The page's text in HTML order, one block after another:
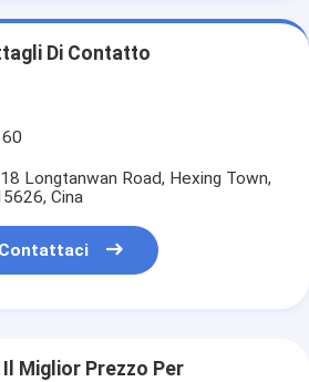
Di Contatto
Longtanwan Road, Hexing Town,
Cina
Contattaci
Miglior Prezzo Per